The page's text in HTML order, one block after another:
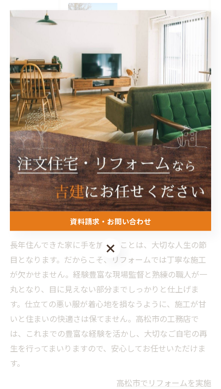
2025/09/11
施工写真
タグ Tags
高松市 工務店 自然素材
木の家 フルリフォーム 平屋
古民家 水回り 収納 外構工事
デザイン
長年住んできた家に手を加えることは、大切な人生の節
目となります。だからこそ、リフォームでは丁寧な施工
が欠かせません。経験豊富な現場監督と熟練の職人が一
丸となり、目に見えない部分までしっかりと仕上げま
す。仕立ての悪い服が着心地を損なうように、施工が甘
いと住まいの快適さは保てません。高松市の工務店で
は、これまでの豊富な経験を活かし、大切なご自宅の再
生を行ってまいりますので、安心してお任せいただけま
す。
高松市でリフォームを実施
資料請求・お問い合わせ
資料請求・お問い合わせ